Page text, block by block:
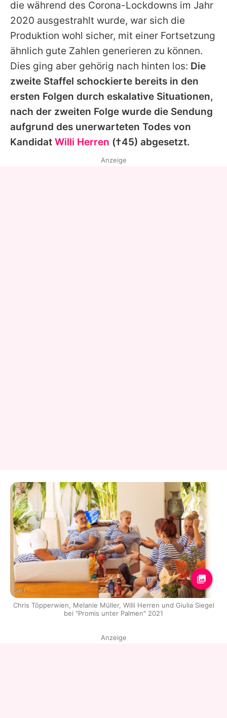
die während des Corona-Lockdowns im Jahr
2020 ausgestrahlt wurde, war sich die
Produktion wohl sicher, mit einer Fortsetzung
ähnlich gute Zahlen generieren zu können.
Dies ging aber gehörig nach hinten los: Die
zweite Staffel schockierte bereits in den
ersten Folgen durch eskalative Situationen,
nach der zweiten Folge wurde die Sendung
aufgrund des unerwarteten Todes von
Kandidat Willi Herren (†45) abgesetzt.
Anzeige
Sat.1
Chris Töpperwien, Melanie Müller, Willi Herren und Giulia Siegel
bei "Promis unter Palmen" 2021
Anzeige